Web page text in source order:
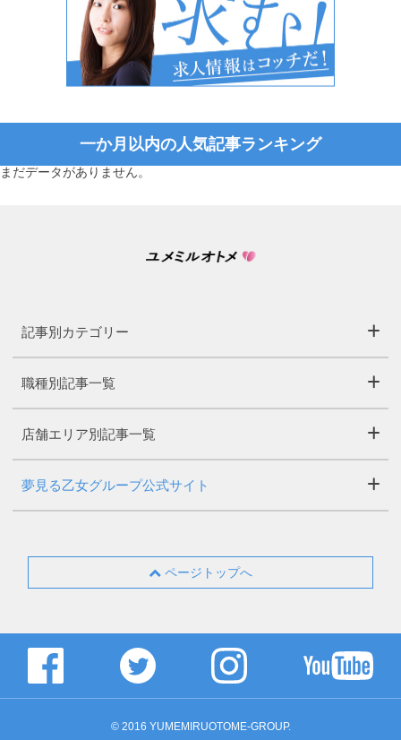
一か月以内の人気記事ランキング
まだデータがありません。
記事別カテゴリー
職種別記事一覧
店舗エリア別記事一覧
夢見る乙女グループ公式サイト
ページトップへ
© 2016 YUMEMIRUOTOME-GROUP.